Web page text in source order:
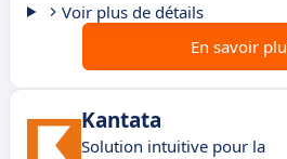
Voir plus de détails
En savoir
Kantata
Solution intuitive pour la